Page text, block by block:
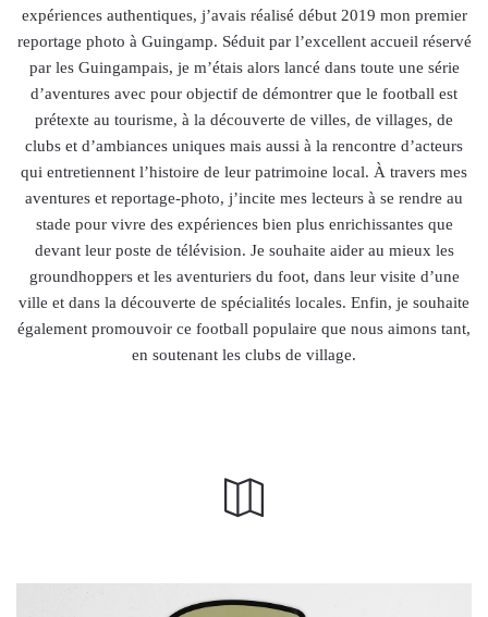
expériences authentiques, j’avais réalisé début 2019 mon premier
reportage photo à Guingamp. Séduit par l’excellent accueil réservé
par les Guingampais, je m’étais alors lancé dans toute une série
d’aventures avec pour objectif de démontrer que le football est
prétexte au tourisme, à la découverte de villes, de villages, de
clubs et d’ambiances uniques mais aussi à la rencontre d’acteurs
qui entretiennent l’histoire de leur patrimoine local. À travers mes
aventures et reportage-photo, j’incite mes lecteurs à se rendre au
stade pour vivre des expériences bien plus enrichissantes que
devant leur poste de télévision. Je souhaite aider au mieux les
groundhoppers et les aventuriers du foot, dans leur visite d’une
ville et dans la découverte de spécialités locales. Enfin, je souhaite
également promouvoir ce football populaire que nous aimons tant,
en soutenant les clubs de village.